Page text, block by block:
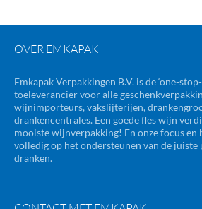
OVER EMKAPAK
Emkapak Verpakkingen B.V. is de ‘one-
toeleverancier voor alle
wijnimporteurs, vakslijterijen,
drankencentrales. Een goede fles wijn
mooiste wijnverpakking! En onze focus en
volledig op het ondersteunen van de
dranken.